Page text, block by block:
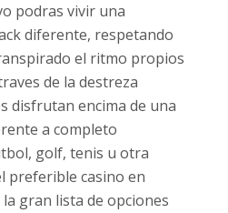
podras vivir una
diferente, respetando
el ritmo propios
de la destreza
disfrutan encima de una
a completo
golf, tenis u otra
preferible casino en
gran lista de opciones